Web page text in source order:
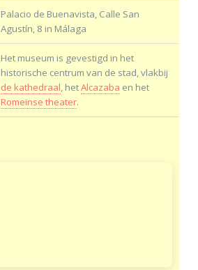
Palacio de Buenavista, Calle San
Agustín, 8 in Málaga
Het museum is gevestigd in het
historische centrum van de stad, vlakbij
de kathedraal, hetAlcazaba en het
Romeinse theater.